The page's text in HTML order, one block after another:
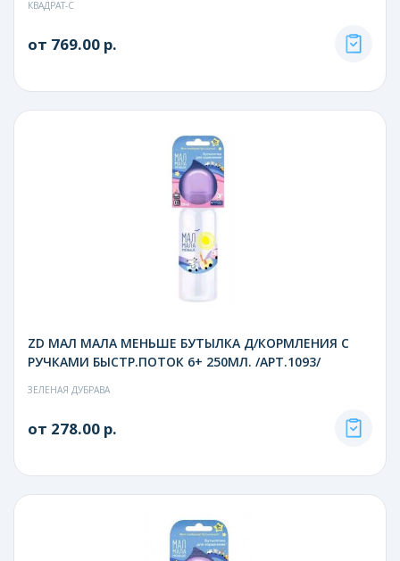
КВАДРАТ-С
от 769.00 р.
ZD МАЛ МАЛА МЕНЬШЕ БУТЫЛКА Д/КОРМЛЕНИЯ С
РУЧКАМИ БЫСТР.ПОТОК 6+ 250МЛ. /АРТ.1093/
ЗЕЛЕНАЯ ДУБРАВА
от 278.00 р.